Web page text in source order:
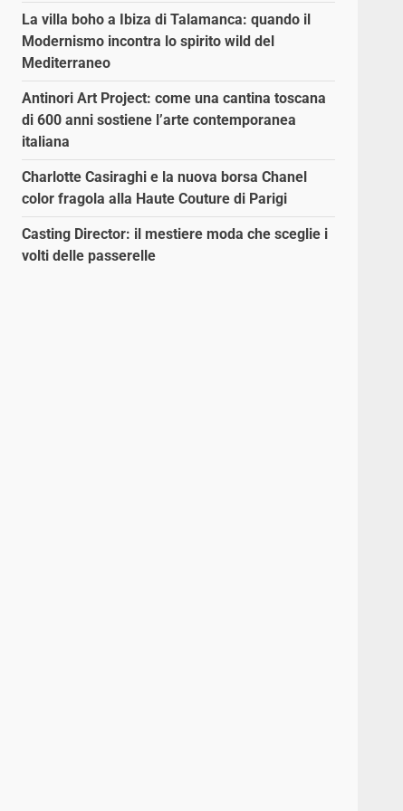
La villa boho a Ibiza di Talamanca: quando il
Modernismo incontra lo spirito wild del
Mediterraneo
Antinori Art Project: come una cantina toscana
di 600 anni sostiene l’arte contemporanea
italiana
Charlotte Casiraghi e la nuova borsa Chanel
color fragola alla Haute Couture di Parigi
Casting Director: il mestiere moda che sceglie i
volti delle passerelle